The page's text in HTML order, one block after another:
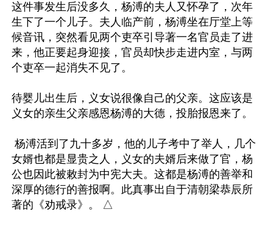
这件事发生后没多久，杨溥的夫人又怀孕了，次年
生下了一个儿子。夫人临产前，杨溥坐在厅堂上等
候音讯，突然看见两个吏卒引导著一名官员走了进
来，他正要起身迎接，官员却快步走进内室，与两
个吏卒一起消失不见了。
待婴儿出生后，义女说很像自己的父亲。这应该是
义女的亲生父亲感恩杨溥的大德，投胎报恩来了。
女婿也都是显贵之人，义女的夫婿后来做了官，杨
公也因此被敕封为中宪大夫。这都是杨溥的善举和
深厚的德行的善报啊。此真事出自于清朝梁恭辰所
著的《劝戒录》。 △